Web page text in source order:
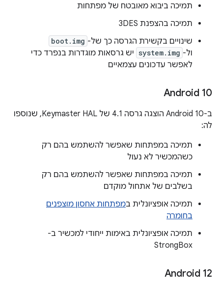
תמיכה ביבוא מאובטח של מפתחות
תמיכה בהצפנת 3DES
שינויים בקשירת הגרסה כך של- boot.img
ול- system.img יש גרסאות מוגדרות בנפרד כדי
לאפשר עדכונים עצמאיים
‫Android 10
ב-Android 10 הוצגה גרסה 4.1 של Keymaster HAL, שנוספו
לה:
תמיכה במפתחות שאפשר להשתמש בהם רק
כשהמכשיר לא נעול
תמיכה במפתחות שאפשר להשתמש בהם רק
בשלבים של אתחול מוקדם
תמיכה אופציונלית במפתחות אחסון מוצפנים
בחומרה
תמיכה אופציונלית באימות ייחודי למכשיר ב-
StrongBox
12 ‏Android